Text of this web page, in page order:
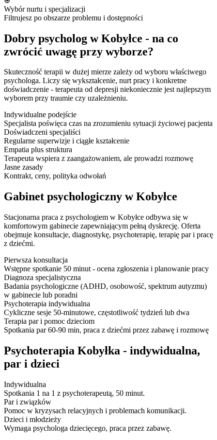
Wybór nurtu i specjalizacji
Filtrujesz po obszarze problemu i dostępności
Dobry psycholog w Kobyłce - na co
zwrócić uwagę przy wyborze?
Skuteczność terapii w dużej mierze zależy od wyboru właściwego
psychologa. Liczy się wykształcenie, nurt pracy i konkretne
doświadczenie - terapeuta od depresji niekoniecznie jest najlepszym
wyborem przy traumie czy uzależnieniu.
Indywidualne podejście
Specjalista poświęca czas na zrozumieniu sytuacji życiowej pacjenta
Doświadczeni specjaliści
Regularne superwizje i ciągłe kształcenie
Empatia plus struktura
Terapeuta wspiera z zaangażowaniem, ale prowadzi rozmowę
Jasne zasady
Kontrakt, ceny, polityka odwołań
Gabinet psychologiczny w Kobyłce
Stacjonarna praca z psychologiem w Kobyłce odbywa się w
komfortowym gabinecie zapewniającym pełną dyskrecję. Oferta
obejmuje konsultacje, diagnostykę, psychoterapię, terapię par i pracę
z dziećmi.
Pierwsza konsultacja
Wstępne spotkanie 50 minut - ocena zgłoszenia i planowanie pracy
Diagnoza specjalistyczna
Badania psychologiczne (ADHD, osobowość, spektrum autyzmu)
w gabinecie lub poradni
Psychoterapia indywidualna
Cykliczne sesje 50-minutowe, częstotliwość tydzień lub dwa
Terapia par i pomoc dzieciom
Spotkania par 60-90 min, praca z dziećmi przez zabawę i rozmowę
Psychoterapia Kobyłka - indywidualna,
par i dzieci
Indywidualna
Spotkania 1 na 1 z psychoterapeutą, 50 minut.
Par i związków
Pomoc w kryzysach relacyjnych i problemach komunikacji.
Dzieci i młodzieży
Wymaga psychologa dziecięcego, praca przez zabawę.